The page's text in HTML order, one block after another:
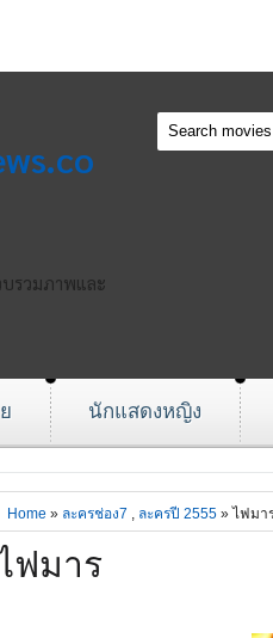
บรวมภาพและ
นักแสดงหญิง
Home » ละครช่อง7 , ละครปี 2555 » ไฟมา
ฟมาร